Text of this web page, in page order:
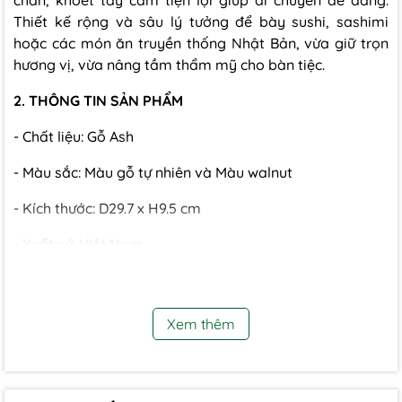
Thiết kế rộng và sâu lý tưởng để bày sushi, sashimi
hoặc các món ăn truyền thống Nhật Bản, vừa giữ trọn
hương vị, vừa nâng tầm thẩm mỹ cho bàn tiệc.
2. THÔNG TIN SẢN PHẨM
- Chất liệu: Gỗ Ash
- Màu sắc: Màu gỗ tự nhiên và Màu walnut
- Kích thước: D29.7 x H9.5 cm
- Xuất xứ: Việt Nam
- Dùng để bày sushi, sashimi, tempura hoặc các món ăn
- Phù hợp cho nhà hàng Nhật, quán ăn, tiệc gia đình hay
trang trí bàn tiệc sang trọng.
Xem thêm